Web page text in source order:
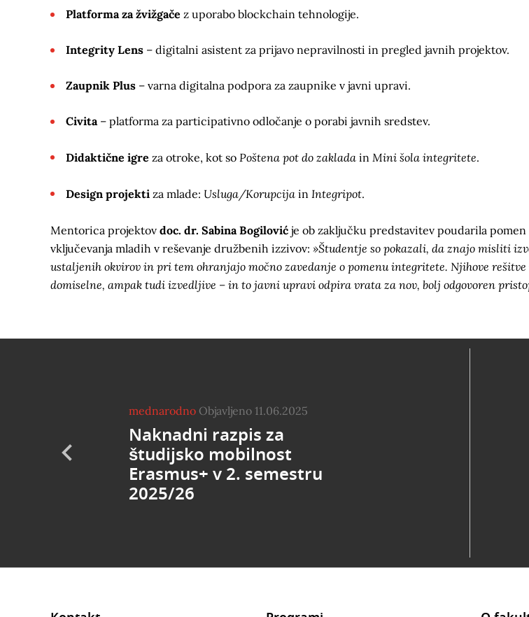
Platforma za žvižgače z uporabo blockchain tehnologije.
Integrity Lens – digitalni asistent za prijavo nepravilnosti in pregled javnih projektov.
Zaupnik Plus – varna digitalna podpora za zaupnike v javni upravi.
Civita– platforma za participativno odločanje o porabi javnih sredstev.
Didaktične igre za otroke, kot so Poštena pot do zaklada in Mini šola integritete.
Design projekti za mlade: Usluga/Korupcija in Integripot.
Mentorica projektov doc. dr. Sabina Bogilović je ob zaključku predstavitev poudarila pomen
vključevanja mladih v reševanje družbenih izzivov: »Študentje so pokazali, da znajo misliti
ustaljenih okvirov in pri tem ohranjajo močno zavedanje o pomenu integritete. Njihove rešitve
domiselne, ampak tudi izvedljive – in to javni upravi odpira vrata za nov, bolj odgovoren
mednarodno Objavljeno 11.06.2025
Naknadni razpis za
študijsko mobilnost
Erasmus+ v 2. semestru
2025/26